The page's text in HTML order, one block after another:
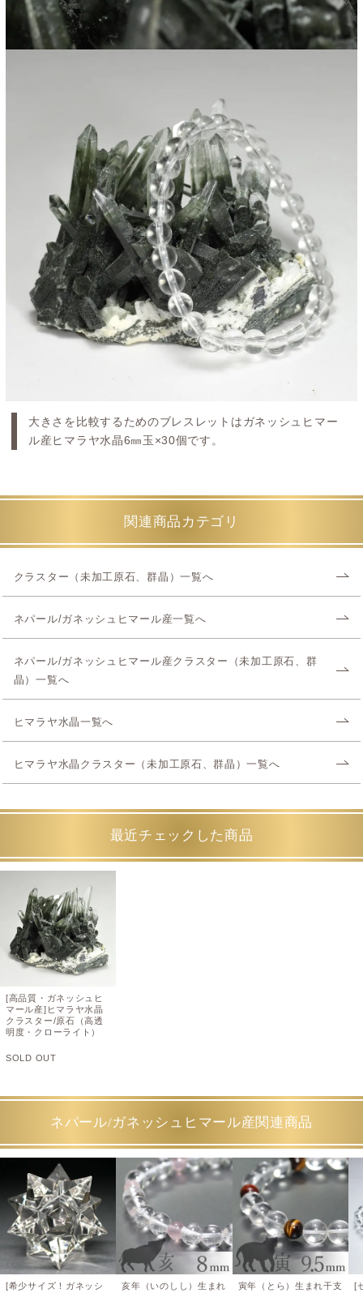
大きさを比較するためのブレスレットはガネッシュヒマー
ル産ヒマラヤ水晶6㎜玉×30個です。
関連商品カテゴリ
クラスター（未加工原石、群晶）一覧へ
ネパール/ガネッシュヒマール産一覧へ
ネパール/ガネッシュヒマール産クラスター（未加工原石、群
晶）一覧へ
ヒマラヤ水晶一覧へ
ヒマラヤ水晶クラスター（未加工原石、群晶）一覧へ
最近チェックした商品
[高品質・ガネッシュヒ
マール産]ヒマラヤ水晶
クラスター/原石（高透
明度・クローライト）
SOLD OUT
ネパール/ガネッシュヒマール産関連商品
[希少サイズ！ガネッシ
亥年（いのしし）生まれ
寅年（とら）生まれ干支
[